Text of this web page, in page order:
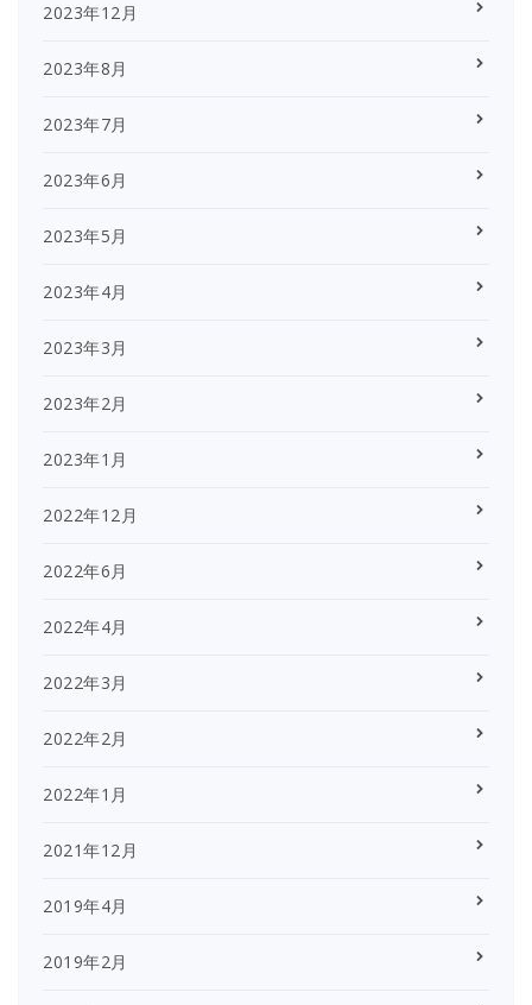
2023年12月
2023年8月
2023年7月
2023年6月
2023年5月
2023年4月
2023年3月
2023年2月
2023年1月
2022年12月
2022年6月
2022年4月
2022年3月
2022年2月
2022年1月
2021年12月
2019年4月
2019年2月